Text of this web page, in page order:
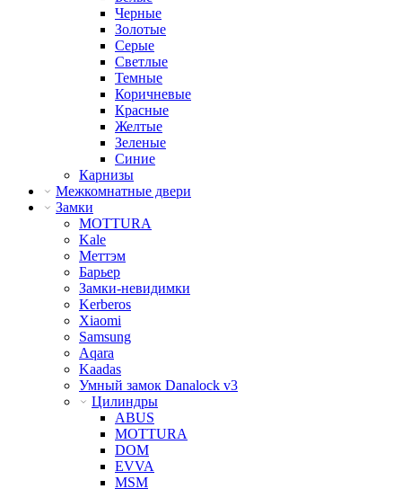
Черные
Золотые
Серые
Светлые
Темные
Коричневые
Красные
Желтые
Зеленые
Синие
Карнизы
Межкомнатные двери
Замки
MOTTURA
Kale
Меттэм
Барьер
Замки-невидимки
Kerberos
Xiaomi
Samsung
Aqara
Kaadas
Умный замок Danalock v3
Цилиндры
ABUS
MOTTURA
DOM
EVVA
MSM